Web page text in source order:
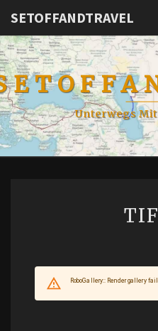
SETOFFANDTRAVEL
Unterwegs